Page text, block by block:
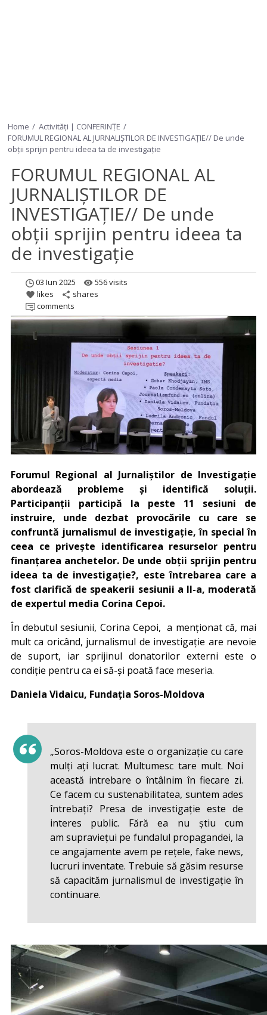
Home
Activități | CONFERINȚE
FORUMUL REGIONAL AL JURNALIȘTILOR DE INVESTIGAȚIE// De unde
obții sprijin pentru ideea ta de investigație
FORUMUL REGIONAL AL
JURNALIȘTILOR DE
INVESTIGAȚIE// De unde
obții sprijin pentru ideea ta
de investigație
03 Iun 2025 remove_red_eye 556 visits
favorite likes share shares
comments
Forumul Regional al Jurnaliștilor de Investigație
abordează probleme și identifică soluții.
Participanții participă la peste 11 sesiuni de
instruire, unde dezbat provocările cu care se
confruntă jurnalismul de investigație, în special în
ceea ce privește identificarea resurselor pentru
finanțarea anchetelor. De unde obții sprijin pentru
ideea ta de investigație?, este întrebarea care a
fost clarifică de speakerii sesiunii a II-a, moderată
de expertul media Corina Cepoi.
În debutul sesiunii, Corina Cepoi, a menționat că, mai
mult ca oricând, jurnalismul de investigație are nevoie
de suport, iar sprijinul donatorilor externi este o
condiție pentru ca ei să-și poată face meseria.
Daniela Vidaicu, Fundația Soros-Moldova
„Soros-Moldova este o organizație cu care
mulți ați lucrat. Multumesc tare mult. Noi
această intrebare o întâlnim în fiecare zi.
Ce facem cu sustenabilitatea, suntem ades
întrebați? Presa de investigație este de
interes public. Fără ea nu știu cum
am supraviețui pe fundalul propagandei, la
ce angajamente avem pe rețele, fake news,
lucruri inventate. Trebuie să găsim resurse
să capacităm jurnalismul de investigație în
continuare.